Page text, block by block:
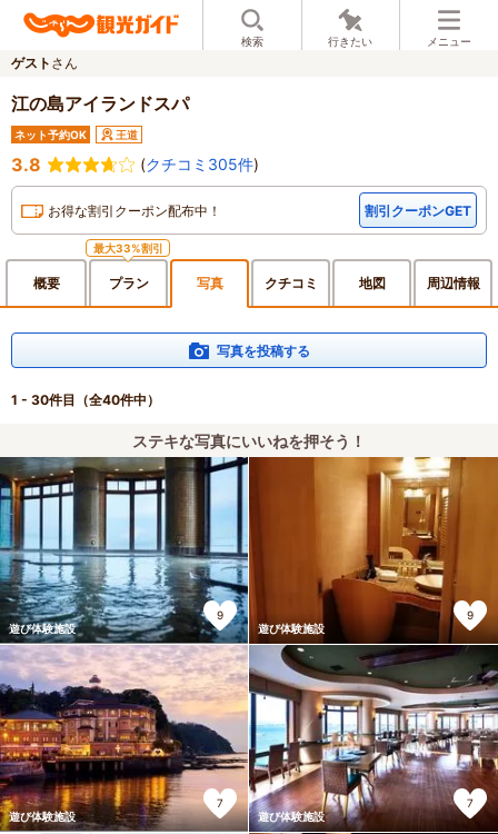
検索 行きたい メニュー
ゲスト さん
江の島アイランドスパ
ネット予約OK 王道
3.8 (クチコミ305件)
お得な割引クーポン配布中！ 割引クーポンGET
概要
最大33%割引
プラン 写真 クチコミ 地図 周辺情報
写真を投稿する
1 - 30件目 （全40件中）
ステキな写真にいいねを押そう！
遊び体験施設
9
遊び体験施設
9
遊び体験施設
7
遊び体験施設
7